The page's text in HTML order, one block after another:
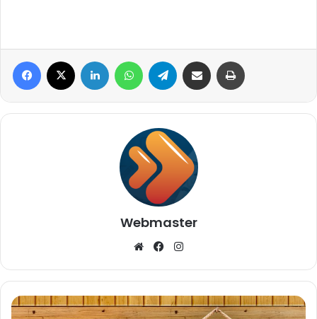
Facebook Linkedin WhatsAppTelegram Compartilhar via e-mail
Webmaster
WebsiteFacebook